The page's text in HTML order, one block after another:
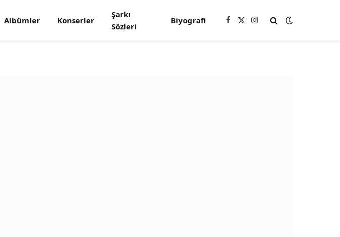
Albümler Konserler
Şarkı
Sözleri
Biyografi Facebook
X
Instagram